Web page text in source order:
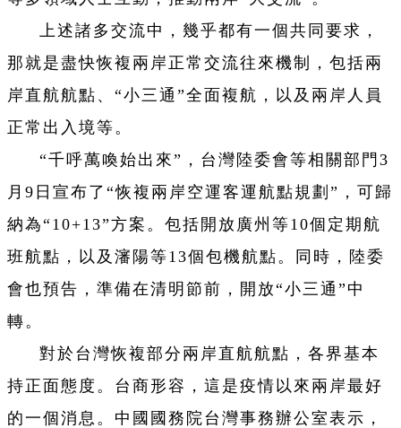
上述諸多交流中，幾乎都有一個共同要求，
那就是盡快恢複兩岸正常交流往來機制，包括兩
岸直航航點、“小三通”全面複航，以及兩岸人員
正常出入境等。
“千呼萬喚始出來”，台灣陸委會等相關部門3
月9日宣布了“恢複兩岸空運客運航點規劃”，可歸
納為“10+13”方案。包括開放廣州等10個定期航
班航點，以及瀋陽等13個包機航點。同時，陸委
會也預告，準備在清明節前，開放“小三通”中
轉。
對於台灣恢複部分兩岸直航航點，各界基本
持正面態度。台商形容，這是疫情以來兩岸最好
的一個消息。中國國務院台灣事務辦公室表示，